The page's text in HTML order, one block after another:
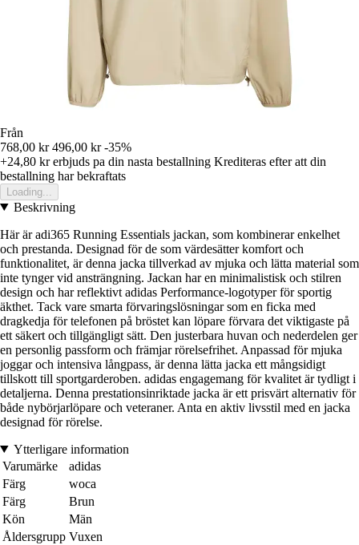
Från
768,00 kr 496,00 kr -35%
+24,80 krerbjuds pa din nasta bestallning Krediteras efter att din
bestallning har bekraftats
Loading...
Beskrivning
Här är adi365 Running Essentials jackan, som kombinerar enkelhet
och prestanda. Designad för de som värdesätter komfort och
funktionalitet, är denna jacka tillverkad av mjuka och lätta material som
inte tynger vid ansträngning. Jackan har en minimalistisk och stilren
design och har reflektivt adidas Performance-logotyper för sportig
äkthet. Tack vare smarta förvaringslösningar som en ficka med
dragkedja för telefonen på bröstet kan löpare förvara det viktigaste på
ett säkert och tillgängligt sätt. Den justerbara huvan och nederdelen ger
en personlig passform och främjar rörelsefrihet. Anpassad för mjuka
joggar och intensiva långpass, är denna lätta jacka ett mångsidigt
tillskott till sportgarderoben. adidas engagemang för kvalitet är tydligt i
detaljerna. Denna prestationsinriktade jacka är ett prisvärt alternativ för
både nybörjarlöpare och veteraner. Anta en aktiv livsstil med en jacka
designad för rörelse.
Ytterligare information
Varumärke
adidas
Färg
woca
Färg
Brun
Kön
Män
Åldersgrupp Vuxen